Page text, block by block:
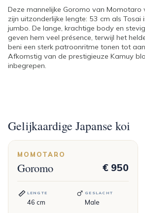
Deze mannelijke Goromo van
zijn uitzonderlijke lengte: 53 cm als Tosai
jumbo. De lange, krachtige body en
geven hem veel présence, terwijl het
beni een sterk patroonritme tonen tot
Afkomstig van de prestigieuze Kamuy
inbegrepen.
Gelijkaardige Japanse koi
MOMOTARO
Goromo € 950
LENGTE
46 cm
GESLACHT
Male